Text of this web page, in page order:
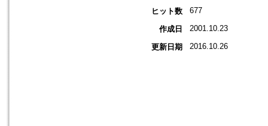
ヒット数
677
作成日 2001.10.23
更新日期 2016.10.26